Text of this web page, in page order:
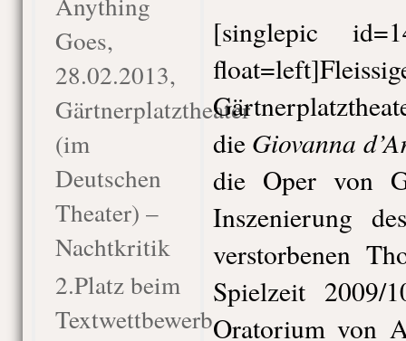
Goes,
28.02.2013,
Gärtnerplatztheater
(im
Deutschen
Theater) –
Nachtkritik
2.Platz beim
Textwettbewerb
[singlepic
die Giovanna
die Oper von
Inszenierung
verstorbenen
Spielzeit
Oratorium von